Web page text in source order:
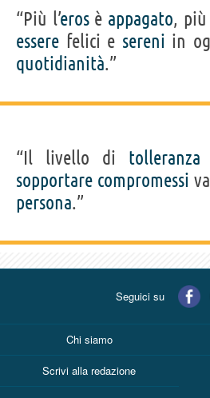
“Più l’erosè appagato,
essere felici e sereni in
quotidianità.”
“Il livello di tolleranza
sopportare compromessi
persona.”
Seguici su
Chi siamo
Scrivi alla redazione